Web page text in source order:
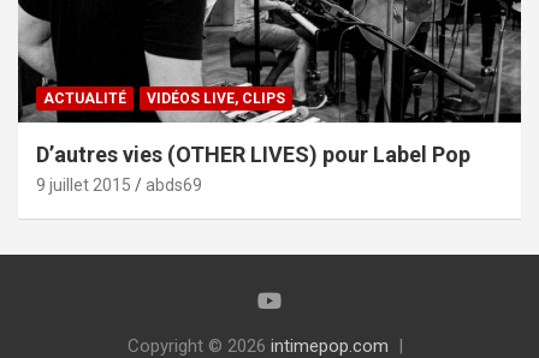
ACTUALITÉ VIDÉOS LIVE, CLIPS
D’autres vies (OTHER LIVES) pour Label Pop
9 juillet 2015 abds69
Copyright © 2026 intimepop.com